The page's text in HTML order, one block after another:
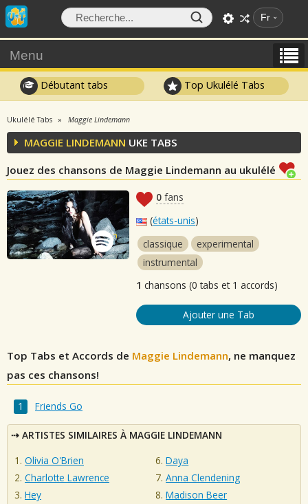
Fr
Menu
Débutant tabs Top Ukulélé Tabs
Ukulélé Tabs Maggie Lindemann
MAGGIE LINDEMANN UKE TABS
Jouez des chansons de Maggie Lindemann au ukulélé
0 fans
(états-unis)
classique
experimental
instrumental
1 chansons (0 tabs et 1 accords)
Ajouter une Tab
Top Tabs et Accords de Maggie Lindemann, ne manquez
pas ces chansons!
Friends Go
ARTISTES SIMILAIRES À MAGGIE LINDEMANN
Olivia O'Brien
Charlotte Lawrence
Hey
Daya
Anna Clendening
Madison Beer